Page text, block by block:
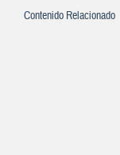
Contenido Relacionado